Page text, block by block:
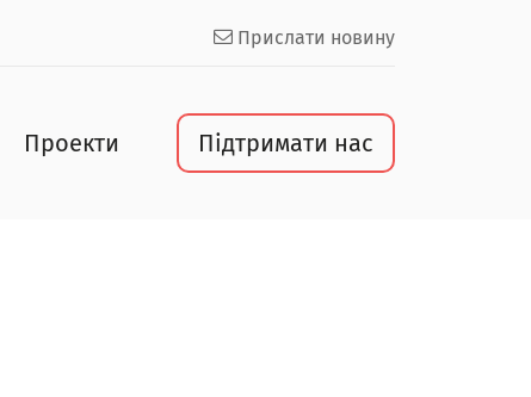
Прислати новину
Проекти Підтримати нас